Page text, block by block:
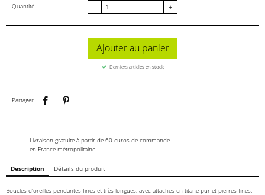
Quantité - +
Ajouter au panier
Derniers articles en stock
Partager
Partager
Livraison gratuite à partir de 60 euros de commande
en France métropolitaine
Description Détails du produit
Boucles d'oreilles pendantes fines et très longues, avec attaches en titane pur et pierres fines.